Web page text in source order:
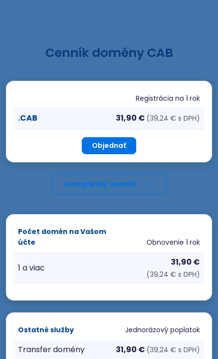
Cenník domény CAB
Registrácia na 1 rok
.CAB 31,90 € (39,24 € s DPH)
Objednať
Kompletný cenník
Počet domén na Vašom
účte
Obnovenie 1 rok
1 a viac
31,90 €
(39,24 € s DPH)
Ostatné služby Jednorázový poplatok
Transfer domény 31,90 € (39,24 € s DPH)